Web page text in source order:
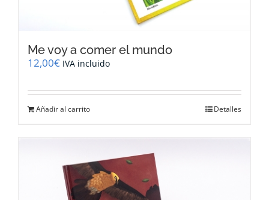
Me voy a comer el mundo
12,00€ IVA incluido
Añadir al carrito Detalles